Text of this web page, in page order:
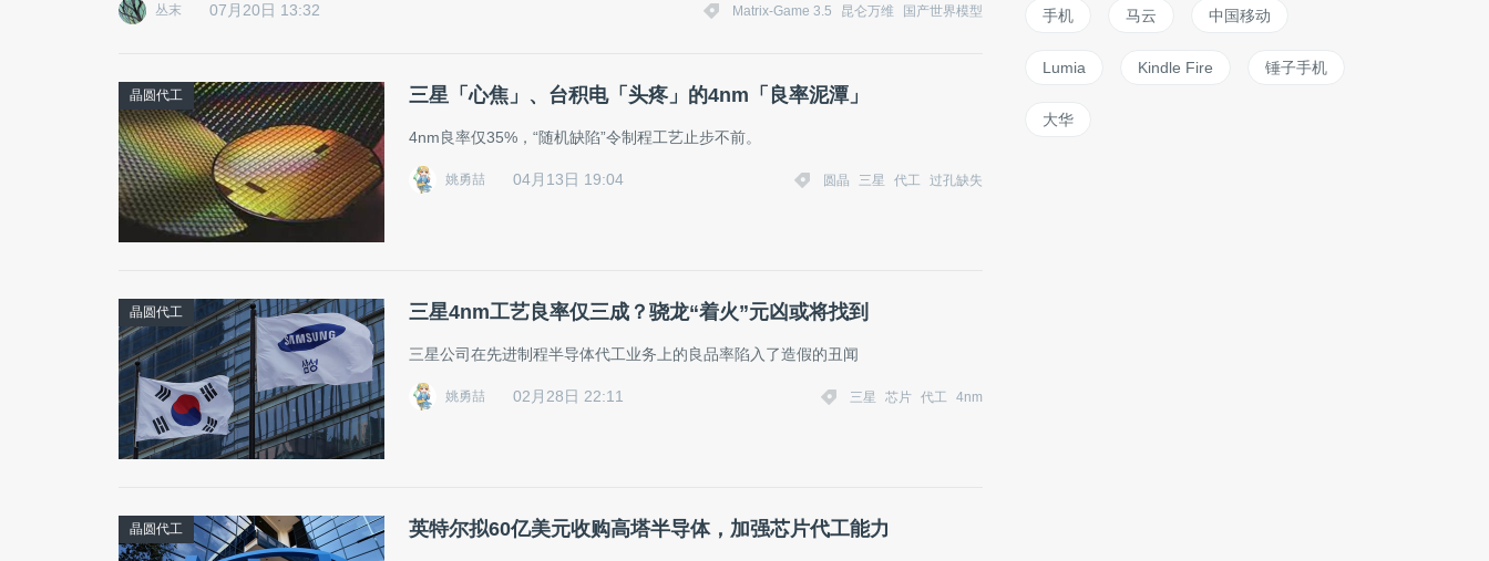
丛末 07月20日 13:32 Matrix-Game 3.5 昆仑万维 国产世界模型
晶圆代工 三星「心焦」、台积电「头疼」的4nm「良率泥潭」
4nm良率仅35%，“随机缺陷”令制程工艺止步不前。
姚勇喆 04月13日 19:04 圆晶 三星 代工 过孔缺失
晶圆代工 三星4nm工艺良率仅三成？骁龙“着火”元凶或将找到
三星公司在先进制程半导体代工业务上的良品率陷入了造假的丑闻
姚勇喆 02月28日 22:11 三星 芯片 代工 4nm
晶圆代工 英特尔拟60亿美元收购高塔半导体，加强芯片代工能力
手机 马云 中国移动
Lumia Kindle Fire 锤子手机
大华